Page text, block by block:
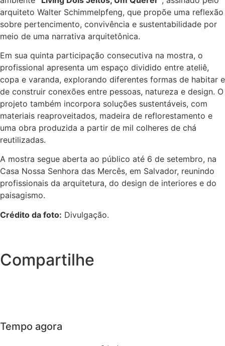
arquiteto Walter Schimmelpfeng, que propõe uma reflexão
sobre pertencimento, convivência e sustentabilidade por
meio de uma narrativa arquitetônica.
Em sua quinta participação consecutiva na mostra, o
profissional apresenta um espaço dividido entre ateliê,
copa e varanda, explorando diferentes formas de habitar e
de construir conexões entre pessoas, natureza e design. O
projeto também incorpora soluções sustentáveis, com
materiais reaproveitados, madeira de reflorestamento e
uma obra produzida a partir de mil colheres de chá
reutilizadas.
A mostra segue aberta ao público até 6 de setembro, na
Casa Nossa Senhora das Mercês, em Salvador, reunindo
profissionais da arquitetura, do design de interiores e do
paisagismo.
Crédito da foto: Divulgação.
Compartilhe
Tempo agora